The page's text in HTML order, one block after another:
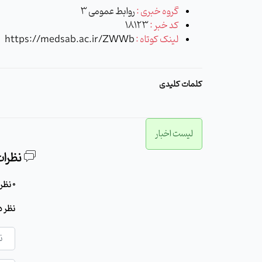
گروه خبری :روابط عمومی 3
کد خبر :18123
لینک کوتاه : https://medsab.ac.ir/ZWWb
کلمات کلیدی
لیست اخبار
0 نظر برای این مطلب وجود دارد
نظر